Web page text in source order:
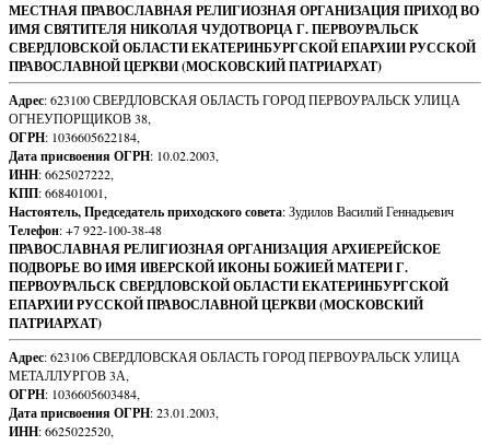
МЕСТНАЯ ПРАВОСЛАВНАЯ РЕЛИГИОЗНАЯ ОРГАНИЗАЦИЯ ПРИХОД ВО
ИМЯ СВЯТИТЕЛЯ НИКОЛАЯ ЧУДОТВОРЦА Г. ПЕРВОУРАЛЬСК
СВЕРДЛОВСКОЙ ОБЛАСТИ ЕКАТЕРИНБУРГСКОЙ ЕПАРХИИ РУССКОЙ
ПРАВОСЛАВНОЙ ЦЕРКВИ (МОСКОВСКИЙ ПАТРИАРХАТ)
Адрес: 623100 СВЕРДЛОВСКАЯ ОБЛАСТЬ ГОРОД ПЕРВОУРАЛЬСК УЛИЦА
ОГНЕУПОРЩИКОВ 38,
ОГРН: 1036605622184,
Дата присвоения ОГРН: 10.02.2003,
ИНН: 6625027222,
КПП: 668401001,
Настоятель, Председатель приходского совета: Зудилов Василий Геннадьевич
Телефон: +7 922-100-38-48
ПРАВОСЛАВНАЯ РЕЛИГИОЗНАЯ ОРГАНИЗАЦИЯ АРХИЕРЕЙСКОЕ
ПОДВОРЬЕ ВО ИМЯ ИВЕРСКОЙ ИКОНЫ БОЖИЕЙ МАТЕРИ Г.
ПЕРВОУРАЛЬСК СВЕРДЛОВСКОЙ ОБЛАСТИ ЕКАТЕРИНБУРГСКОЙ
ЕПАРХИИ РУССКОЙ ПРАВОСЛАВНОЙ ЦЕРКВИ (МОСКОВСКИЙ
ПАТРИАРХАТ)
Адрес: 623106 СВЕРДЛОВСКАЯ ОБЛАСТЬ ГОРОД ПЕРВОУРАЛЬСК УЛИЦА
МЕТАЛЛУРГОВ 3А,
ОГРН: 1036605603484,
Дата присвоения ОГРН: 23.01.2003,
ИНН: 6625022520,